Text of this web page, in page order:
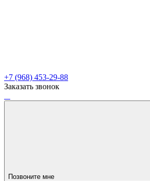
+7 (968) 453-29-88
Заказать звонок
Позвоните мне